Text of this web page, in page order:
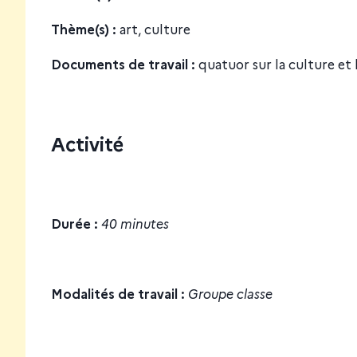
Thème(s) : art, culture
Documents de travail : quatuor sur la culture et
Activité
Durée : 40 minutes
Modalités de travail : Groupe classe